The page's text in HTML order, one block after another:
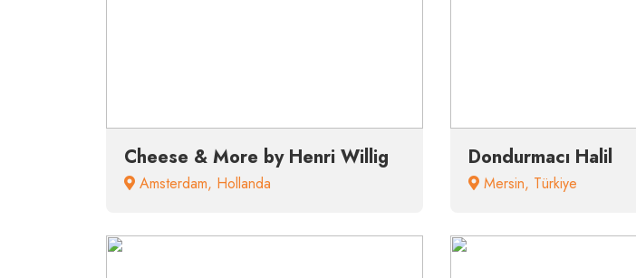
Cheese & More by Henri Willig
Amsterdam, Hollanda
Dondurmacı Halil
Mersin, Türkiye